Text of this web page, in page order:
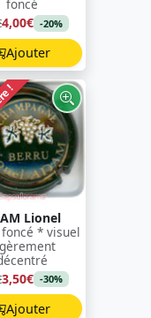
foncé
4,00€ -20%
Ajouter
!
Lionel
* visuel
3,50€ -30%
Ajouter